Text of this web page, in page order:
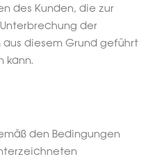
des Kunden, die zur
der
diesem Grund geführt
kann.
den Bedingungen